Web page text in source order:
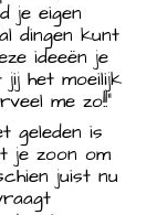
je eigen
dingen kunt
ideeën je
jij het moeilijk
me zo!!”
geleden is
je zoon om
juist nu